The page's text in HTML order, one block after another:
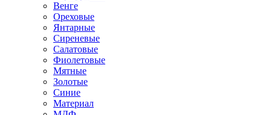
Венге
Ореховые
Янтарные
Сиреневые
Салатовые
Фиолетовые
Мятные
Золотые
Синие
Материал